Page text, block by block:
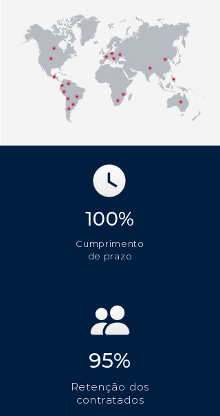
100%
Cumprimento
de prazo
95%
Retenção dos
contratados